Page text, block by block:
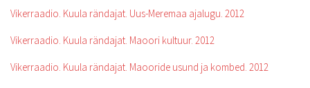
Vikerraadio. Kuula rändajat. Uus-Meremaa ajalugu. 2012
Vikerraadio. Kuula rändajat. Maoori kultuur. 2012
Vikerraadio. Kuula rändajat. Maooride usund ja kombed. 2012